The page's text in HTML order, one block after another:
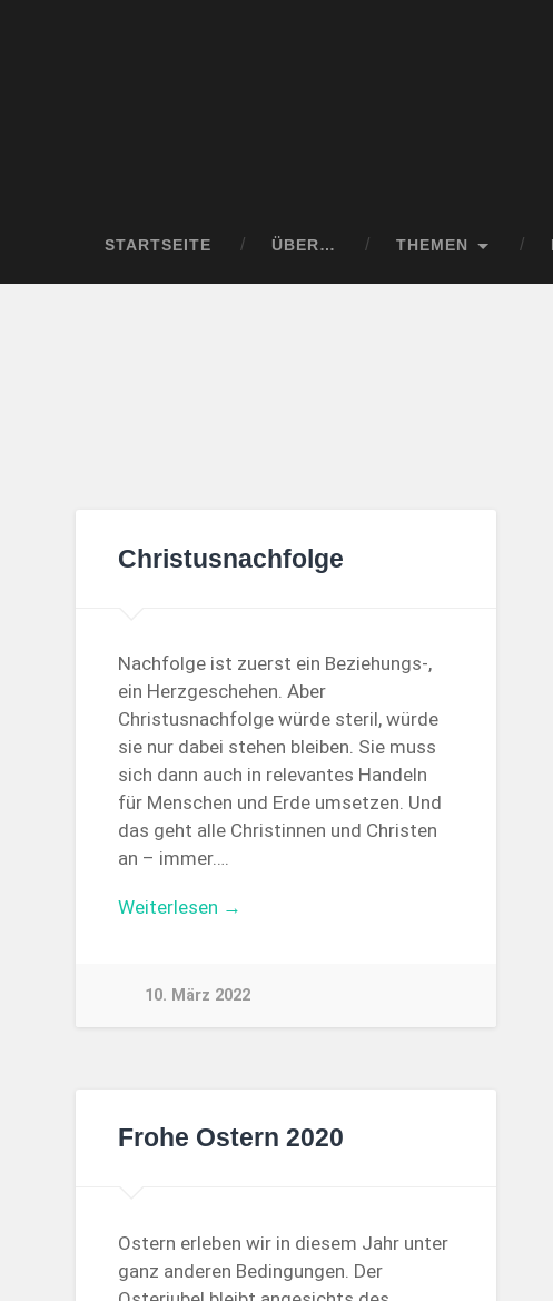
STARTSEITE ÜBER… THEMEN
Christusnachfolge
Nachfolge ist zuerst ein Beziehungs-,
ein Herzgeschehen. Aber
Christusnachfolge würde steril, würde
sie nur dabei stehen bleiben. Sie muss
sich dann auch in relevantes Handeln
für Menschen und Erde umsetzen. Und
das geht alle Christinnen und Christen
an – immer….
Weiterlesen →
10. März 2022
Frohe Ostern 2020
Ostern erleben wir in diesem Jahr unter
ganz anderen Bedingungen. Der